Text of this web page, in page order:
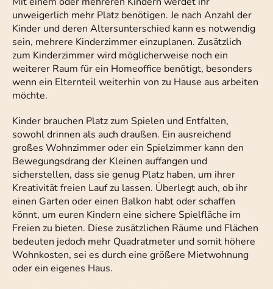
unweigerlich mehr Platz benötigen. Je nach Anzahl der
Kinder und deren Altersunterschied kann es notwendig
sein, mehrere Kinderzimmer einzuplanen. Zusätzlich
zum Kinderzimmer wird möglicherweise noch ein
weiterer Raum für ein Homeoffice benötigt, besonders
wenn ein Elternteil weiterhin von zu Hause aus arbeiten
möchte.
Kinder brauchen Platz zum Spielen und Entfalten,
sowohl drinnen als auch draußen. Ein ausreichend
großes Wohnzimmer oder ein Spielzimmer kann den
Bewegungsdrang der Kleinen auffangen und
sicherstellen, dass sie genug Platz haben, um ihrer
Kreativität freien Lauf zu lassen. Überlegt auch, ob ihr
einen Garten oder einen Balkon habt oder schaffen
könnt, um euren Kindern eine sichere Spielfläche im
Freien zu bieten. Diese zusätzlichen Räume und Flächen
bedeuten jedoch mehr Quadratmeter und somit höhere
Wohnkosten, sei es durch eine größere Mietwohnung
oder ein eigenes Haus.